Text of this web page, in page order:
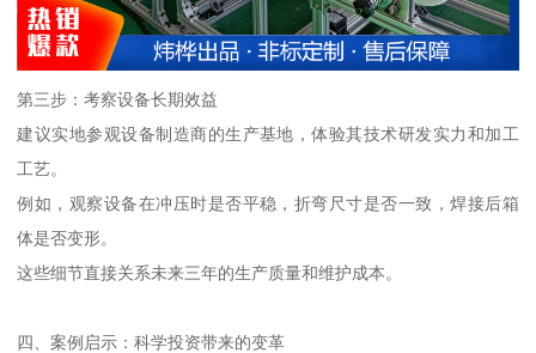
第三步：考察设备长期效益
建议实地参观设备制造商的生产基地，体验其技术研发实力和加工
工艺。
例如，观察设备在冲压时是否平稳，折弯尺寸是否一致，焊接后箱
体是否变形。
这些细节直接关系未来三年的生产质量和维护成本。
四、案例启示：科学投资带来的变革